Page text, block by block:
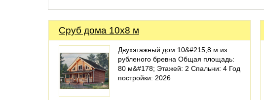
Сруб дома 10x8 м
Двухэтажный дом 10&#215;8 м из
рубленого бревна Общая площадь:
80 м&#178; Этажей: 2 Спальни: 4 Год
постройки: 2026